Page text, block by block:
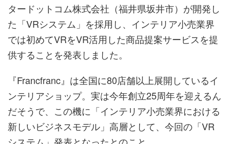
タードットコム株式会社（福井県坂井市）が開発し
た「VRシステム」を採用し、インテリア小売業界
では初めてVRをVR活用した商品提案サービスを提
供することを発表しました。
『Francfranc』は全国に80店舗以上展開しているイ
ンテリアショップ。実は今年創立25周年を迎えるん
だそうで、この機に「インテリア小売業界における
新しいビジネスモデル」高層として、今回の「VR